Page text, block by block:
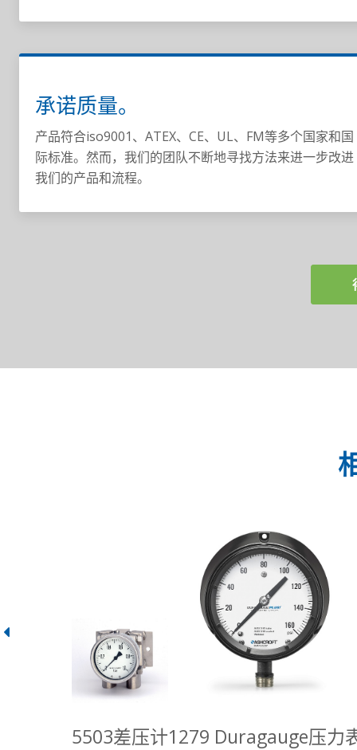
承诺质量。
产品符合iso9001、ATEX、CE、UL、FM等多个国家和国
际标准。然而，我们的团队不断地寻找方法来进一步改进
我们的产品和流程。
5503差压计1279 Duragauge压力